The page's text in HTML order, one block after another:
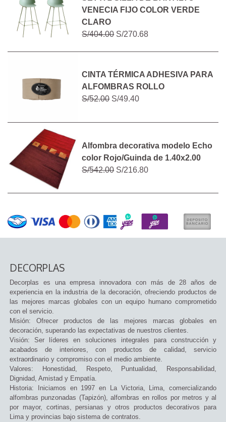
VENECIA FIJO COLOR VERDE
CLARO
S/404.00S/270.68
CINTA TÉRMICA ADHESIVA PARA
ALFOMBRAS ROLLO
S/52.00S/49.40
Alfombra decorativa modelo Echo
color Rojo/Guinda de 1.40x2.00
S/542.00S/216.80
DECORPLAS
Decorplas es una empresa innovadora con más de 28 años de
experiencia en la industria de la decoración, ofreciendo productos de
las mejores marcas globales con un equipo humano comprometido
con el servicio.
Misión: Ofrecer productos de las mejores marcas globales en
decoración, superando las expectativas de nuestros clientes.
Visión: Ser líderes en soluciones integrales para construcción y
acabados de interiores, con productos de calidad, servicio
extraordinario y compromiso con el medio ambiente.
Valores: Honestidad, Respeto, Puntualidad, Responsabilidad,
Dignidad, Amistad y Empatía.
Historia: Iniciamos en 1997 en La Victoria, Lima, comercializando
alfombras punzonadas (Tapizón), alfombras en rollos por metros y al
por mayor, cortinas, persianas y otros productos decorativos para
Lima y provincias bajo sistema de contratos.